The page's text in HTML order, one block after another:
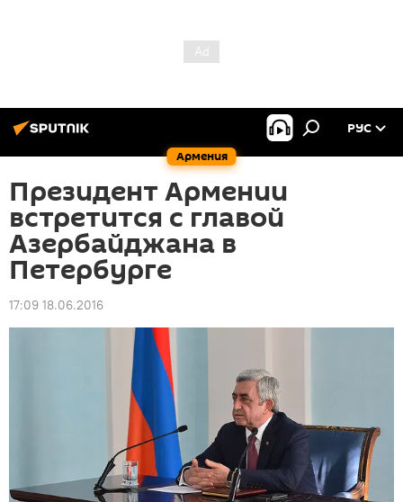
Армения
РУС
Президент Армении
встретится с главой
Азербайджана в
Петербурге
17:09 18.06.2016